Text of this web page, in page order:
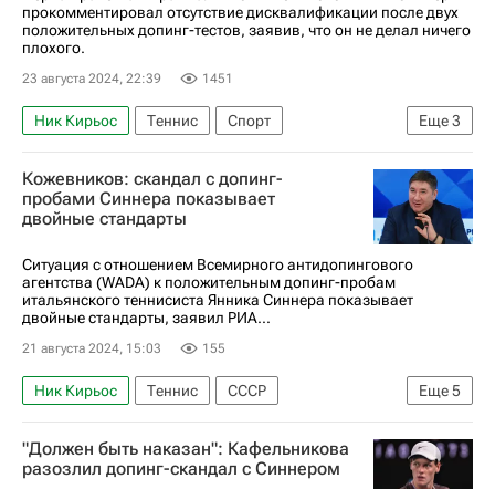
прокомментировал отсутствие дисквалификации после двух
положительных допинг-тестов, заявив, что он не делал ничего
плохого.
23 августа 2024, 22:39 1451
Еще3
Ник Кирьос Теннис
Спорт
Индиан-Уэллс
Янник Синнер
Денис Шаповалов
Кожевников: скандал с допинг-
пробами Синнера показывает
двойные стандарты
Ситуация с отношением Всемирного антидопингового
агентства (WADA) к положительным допинг-пробам
итальянского теннисиста Янника Синнера показывает
двойные стандарты, заявил РИА...
21 августа 2024, 15:03 155
Еще5
Ник Кирьос Теннис
СССР
Индиан-Уэллс
Спорт
Александр Кожевников
Янник Синнер
"Должен быть наказан": Кафельникова
разозлил допинг-скандал с Синнером